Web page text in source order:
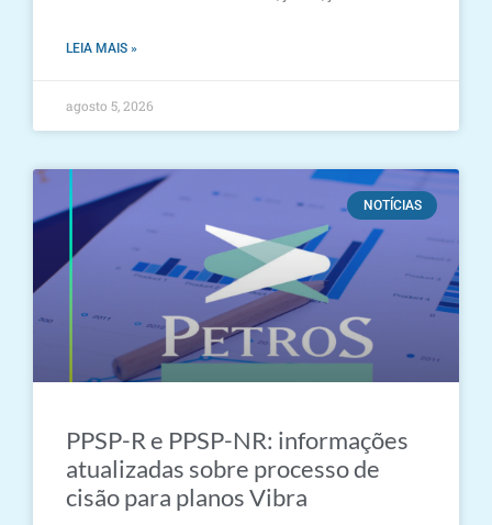
LEIA MAIS »
agosto 5, 2026
NOTÍCIAS
PPSP-R e PPSP-NR: informações
atualizadas sobre processo de
cisão para planos Vibra